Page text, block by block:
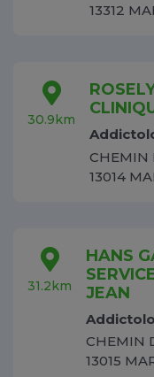
13312
30.9km
CHEMIN
13014
31.2km
HANS
JEAN
CHEMIN
13015